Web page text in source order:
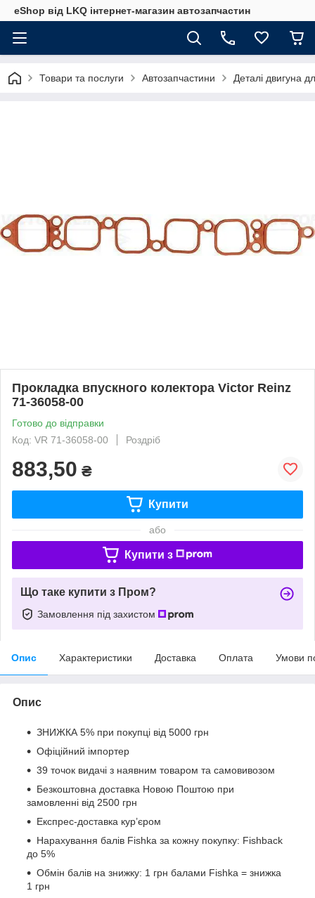
eShop від LKQ інтернет-магазин автозапчастин
Товари та послуги Автозапчастини Деталі двигуна
Прокладка впускного колектора Victor Reinz
71-36058-00
Готово до відправки
Код: VR 71-36058-00
Роздріб
883,50 ₴
Купити
або
Купити з
Що таке купити з Пром?
Замовлення під захистом
Опис Характеристики Доставка Оплата Умови
Опис
ЗНИЖКА 5% при покупці від 5000 грн
Офіційний імпортер
39 точок видачі з наявним товаром та самовивозом
Безкоштовна доставка Новою Поштою при
замовленні від 2500 грн
Експрес-доставка кур’єром
Нарахування балів Fishka за кожну покупку: Fishback
до 5%
Обмін балів на знижку: 1 грн балами Fishka = знижка
1 грн